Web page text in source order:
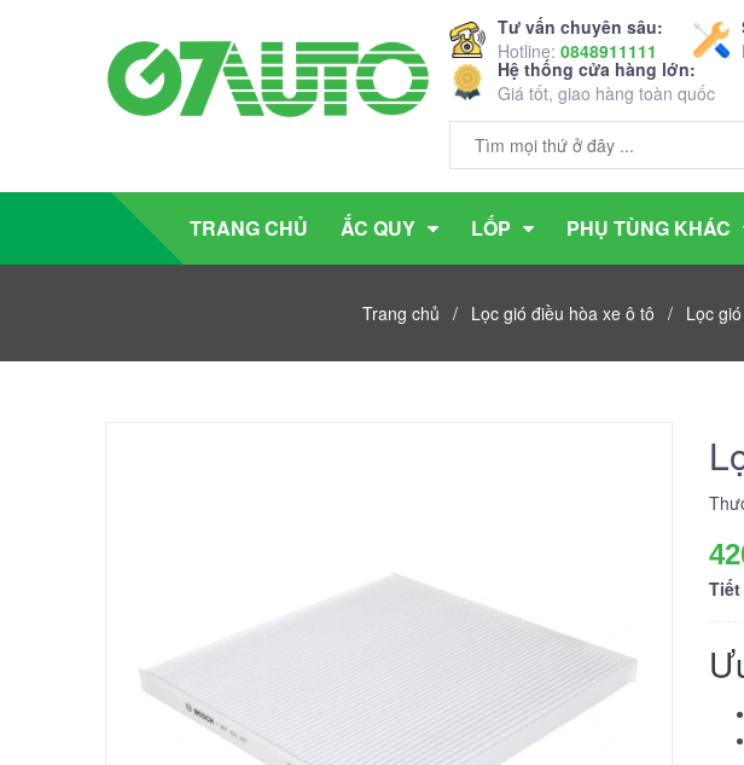
Tư vấn chuyên sâu:
Hotline: 0848911111
Hệ thống cửa hàng lớn:
Giá tốt, giao hàng toàn quốc
TRANG CHỦ ẮC QUY LỐP PHỤ TÙNG KHÁC
Trang chủ / Lọc gió điều hòa xe ô tô / Lọc